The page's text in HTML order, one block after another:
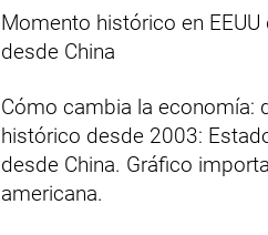
Momento histórico en
desde China
Cómo cambia la economía:
histórico desde 2003:
desde China. Gráfico
americana.